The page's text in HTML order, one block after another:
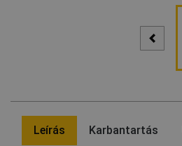
Leírás Karbantartás